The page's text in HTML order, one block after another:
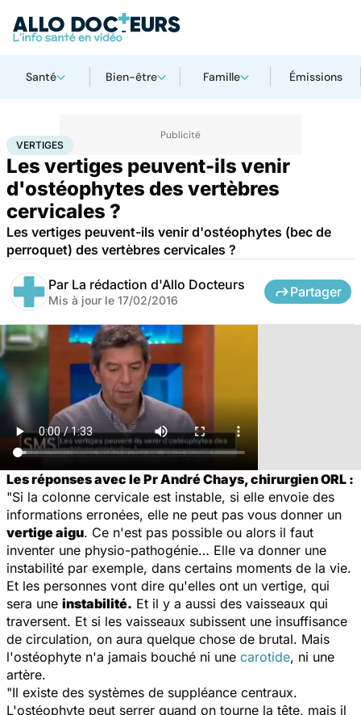
Santé Bien-être Famille Émissions
AccueilSanté
VERTIGES
Les vertiges peuvent-ils venir
d'ostéophytes des vertèbres
cervicales ?
Les vertiges peuvent-ils venir d'ostéophytes (bec de
perroquet) des vertèbres cervicales ?
Par La rédaction d'Allo Docteurs
Mis à jour le 17/02/2016
Partager
Les réponses avec le Pr André Chays, chirurgien ORL :
"Si la colonne cervicale est instable, si elle envoie des
informations erronées, elle ne peut pas vous donner un
vertige aigu. Ce n'est pas possible ou alors il faut
inventer une physio-pathogénie… Elle va donner une
instabilité par exemple, dans certains moments de la vie.
Et les personnes vont dire qu'elles ont un vertige, qui
sera une instabilité. Et il y a aussi des vaisseaux qui
traversent. Et si les vaisseaux subissent une insuffisance
de circulation, on aura quelque chose de brutal. Mais
l'ostéophyte n'a jamais bouché ni une carotide, ni une
artère.
"Il existe des systèmes de suppléance centraux.
L'ostéophyte peut serrer quand on tourne la tête, mais il